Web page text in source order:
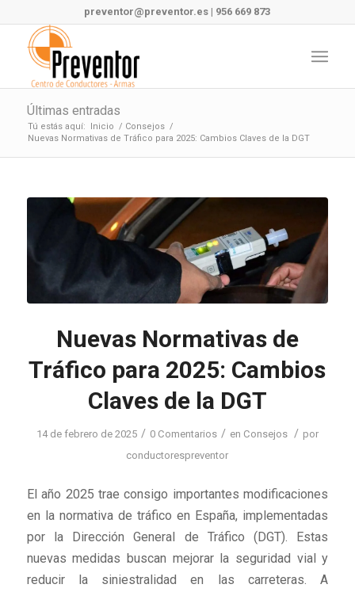
preventor@preventor.es | 956 669 873
Últimas entradas
Tú estás aquí: Inicio / Consejos /
Nuevas Normativas de Tráfico para 2025: Cambios Claves de la DGT
Nuevas Normativas de
Tráfico para 2025: Cambios
Claves de la DGT
14 de febrero de 2025 / 0 Comentarios / en Consejos / por
conductorespreventor
El año 2025 trae consigo importantes modificaciones
en la normativa de tráfico en España, implementadas
por la Dirección General de Tráfico (DGT). Estas
nuevas medidas buscan mejorar la seguridad vial y
reducir la siniestralidad en las carreteras. A